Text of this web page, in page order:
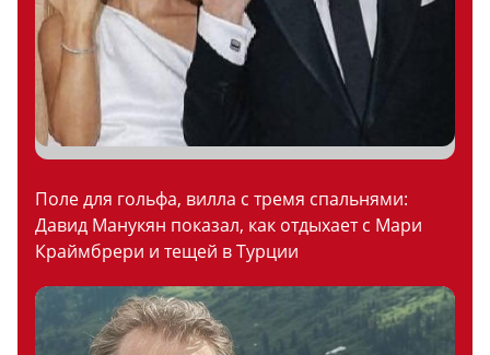
Поле для гольфа, вилла с тремя спальнями:
Давид Манукян показал, как отдыхает с Мари
Краймбрери и тещей в Турции